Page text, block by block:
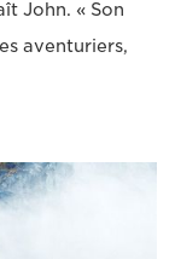
John. « Son
aventuriers,